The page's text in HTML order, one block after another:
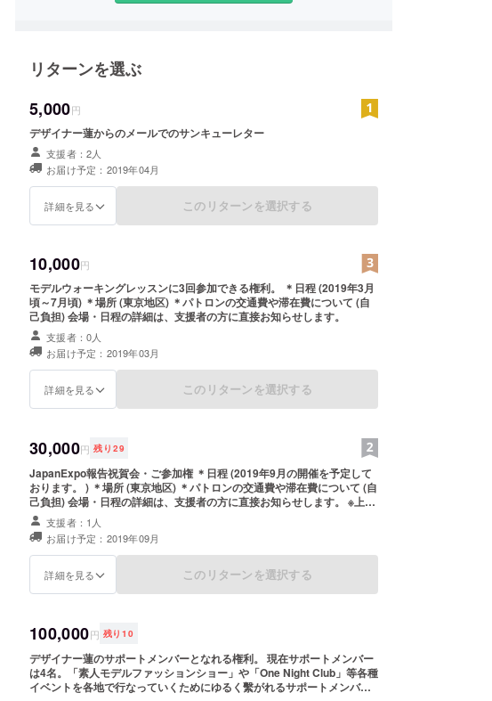
リターンを選ぶ
5,000円
デザイナー蓮からのメールでのサンキューレター
支援者：2人
お届け予定：2019年04月
詳細を見る このリターンを選択する
10,000円
モデルウォーキングレッスンに3回参加できる権利。 ＊日程 (2019年3月
頃～7月頃) ＊場所 (東京地区) ＊パトロンの交通費や滞在費について (自
己負担) 会場・日程の詳細は、支援者の方に直接お知らせします。
支援者：0人
お届け予定：2019年03月
詳細を見る このリターンを選択する
30,000円 残り 29
JapanExpo報告祝賀会・ご参加権 ＊日程 (2019年9月の開催を予定して
おります。 ) ＊場所 (東京地区) ＊パトロンの交通費や滞在費について (自
己負担) 会場・日程の詳細は、支援者の方に直接お知らせします。 ※上記
により、「お届け予定月」は目安となりますので、予めご了承くださ
い。支援者：1人
お届け予定：2019年09月
詳細を見る このリターンを選択する
100,000円 残り10
デザイナー蓮のサポートメンバーとなれる権利。 現在サポートメンバー
は4名。「素人モデルファッションショー」や「One Night Club」等各種
イベントを各地で行なっていくためにゆるく繫がれるサポートメンバ